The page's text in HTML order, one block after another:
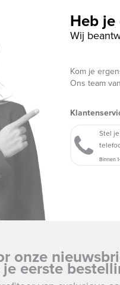
Heb je
Wij
Kom je
Ons team
Stel
Binnen
onze
eerste